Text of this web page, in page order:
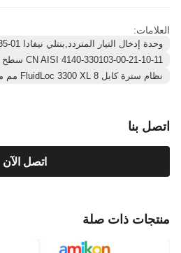
العلامات:
وحدة إدخال التيار المتردد,بنتلي نيفادا 114M5335-01,وحدة تزويد الطاقة
330103-00-21-10-11-CN AISI 4140 سطح هدف فولاذي
نظام سترة كابل FluidLoc 3300 XL 8 مم مسبار القرب
اتصل بنا
اتصل الآن
منتجات ذات صلة